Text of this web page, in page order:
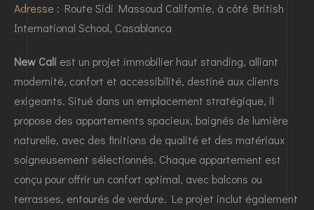
Adresse : Route Sidi Massoud Californie, à côté British
International School, Casablanca
New Cali est un projet immobilier haut standing, alliant
modernité, confort et accessibilité, destiné aux clients
exigeants. Situé dans un emplacement stratégique, il
propose des appartements spacieux, baignés de lumière
naturelle, avec des finitions de qualité et des matériaux
soigneusement sélectionnés. Chaque appartement est
conçu pour offrir un confort optimal, avec balcons ou
terrasses, entourés de verdure. Le projet inclut également